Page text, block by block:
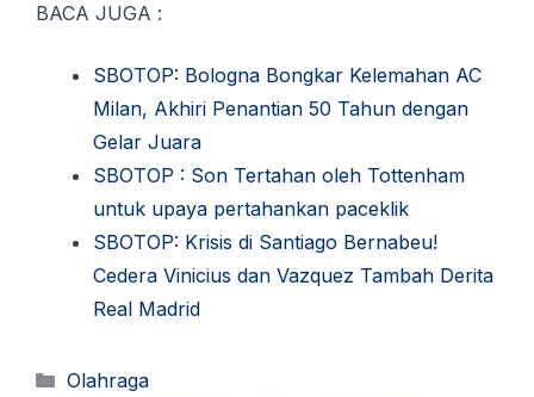
BACA JUGA :
SBOTOP: Bologna Bongkar Kelemahan AC
Milan, Akhiri Penantian 50 Tahun dengan
Gelar Juara
SBOTOP : Son Tertahan oleh Tottenham
untuk upaya pertahankan paceklik
SBOTOP: Krisis di Santiago Bernabeu!
Cedera Vinicius dan Vazquez Tambah Derita
Real Madrid
Kategori
Olahraga